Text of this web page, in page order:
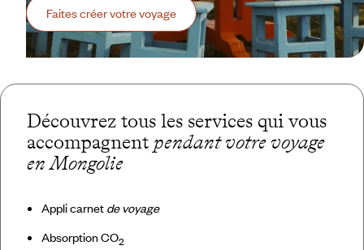
Faites créer votre voyage
Découvrez tous les services qui vous
accompagnent pendant votre voyage
en Mongolie
Appli carnet de voyage
Absorption CO2